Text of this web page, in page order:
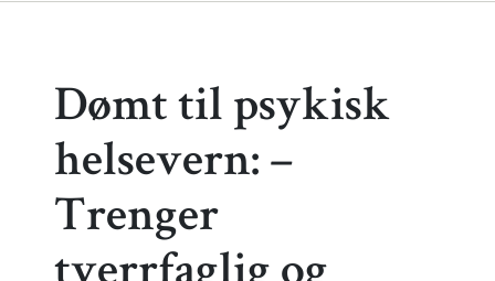
Dømt til psykisk
helsevern: –
Trenger